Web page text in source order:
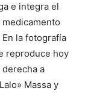
e integra el
la fotografía
reproduce hoy
a
Massa y